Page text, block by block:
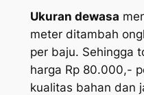
Ukuran dewasa
meter ditambah
per baju. Sehingga
harga Rp 80.000,-
kualitas bahan dan